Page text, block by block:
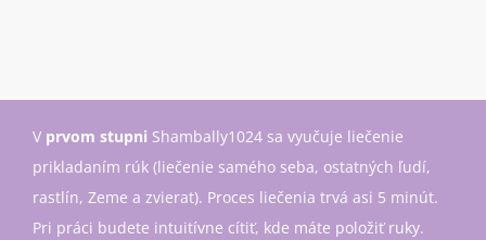
V prvom stupni Shambally1024 sa vyučuje liečenie
prikladaním rúk (liečenie samého seba, ostatných ľudí,
rastlín, Zeme a zvierat). Proces liečenia trvá asi 5 minút.
Pri práci budete intuitívne cítiť, kde máte položiť ruky.